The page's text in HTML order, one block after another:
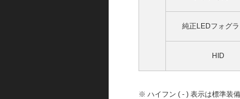
純正LEDフォグラ
HID
※ ハイフン ( - ) 表示は標準装